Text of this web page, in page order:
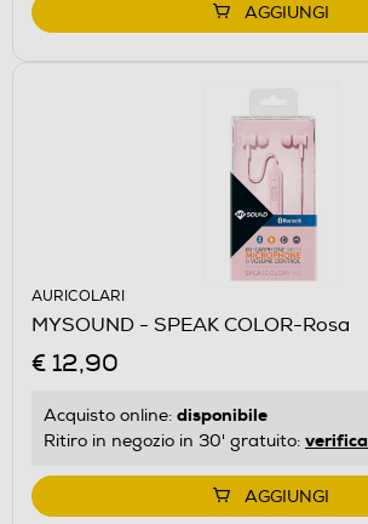
AGGIUNGI
AURICOLARI
MYSOUND - SPEAK COLOR-Rosa
€ 12,90
Acquisto online: disponibile
Ritiro in negozio in 30' gratuito: verifica
AGGIUNGI